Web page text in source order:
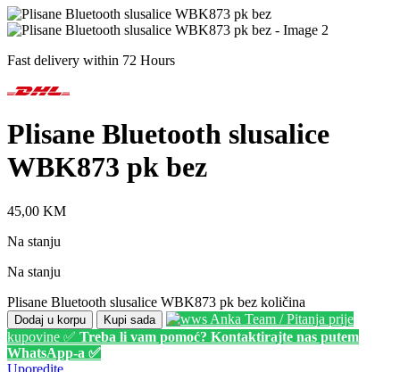
Fast delivery within 72 Hours
Plisane Bluetooth slusalice
WBK873 pk bez
45,00 KM
Na stanju
Na stanju
Plisane Bluetooth slusalice WBK873 pk bez količina
Dodaj u korpu Kupi sada
Anka Team / Pitanja prije
kupovine ✅ Treba li vam pomoć? Kontaktirajte nas putem
WhatsApp-a ✅
Uporedite